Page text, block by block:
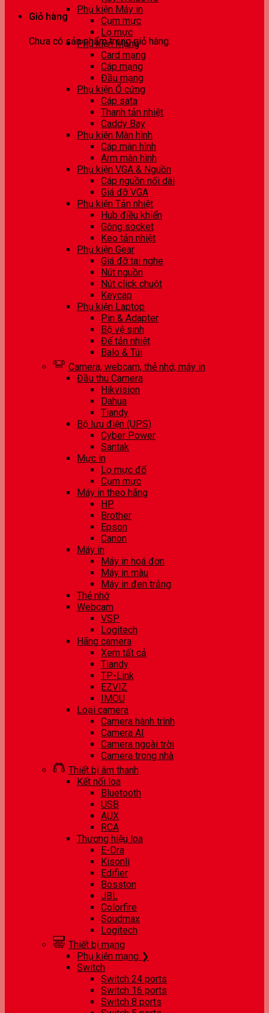
Giỏ hàng
Chưa có sản phẩm trong giỏ hàng.
Phụ kiện Máy in
Cụm mực
Lọ mực
Phụ kiện Mạng
Card mạng
Cáp mạng
Đầu mạng
Phụ kiện Ổ cứng
Cáp sata
Thanh tản nhiệt
Caddy Bay
Phụ kiện Màn hình
Cáp màn hình
Arm màn hình
Phụ kiện VGA & Nguồn
Cáp nguồn nối dài
Giá đỡ VGA
Phụ kiện Tản nhiệt
Hub điều khiển
Gông socket
Keo tản nhiệt
Phụ kiện Gear
Giá đỡ tai nghe
Nút nguồn
Nút click chuột
Keycap
Phụ kiện Laptop
Pin & Adapter
Bộ vệ sinh
Đế tản nhiệt
Balo & Túi
Camera, webcam, thẻ nhớ, máy in
Đầu thu Camera
Hikvision
Dahua
Tiandy
Bộ lưu điện (UPS)
Cyber Power
Santak
Mực in
Lọ mực đổ
Cụm mực
Máy in theo hãng
HP
Brother
Epson
Canon
Máy in
Máy in hoá đơn
Máy in màu
Máy in đen trắng
Thẻ nhớ
Webcam
VSP
Logitech
Hãng camera
Xem tất cả
Tiandy
TP-Link
EZVIZ
IMOU
Loại camera
Camera hành trình
Camera AI
Camera ngoài trời
Camera trong nhà
Thiết bị âm thanh
Kết nối loa
Bluetooth
USB
AUX
RCA
Thương hiệu loa
E-Dra
Kisonli
Edifier
Bosston
JBL
Colorfire
Soudmax
Logitech
Thiết bị mạng
Phụ kiện mạng ❯
Switch
Switch 24 ports
Switch 16 ports
Switch 8 ports